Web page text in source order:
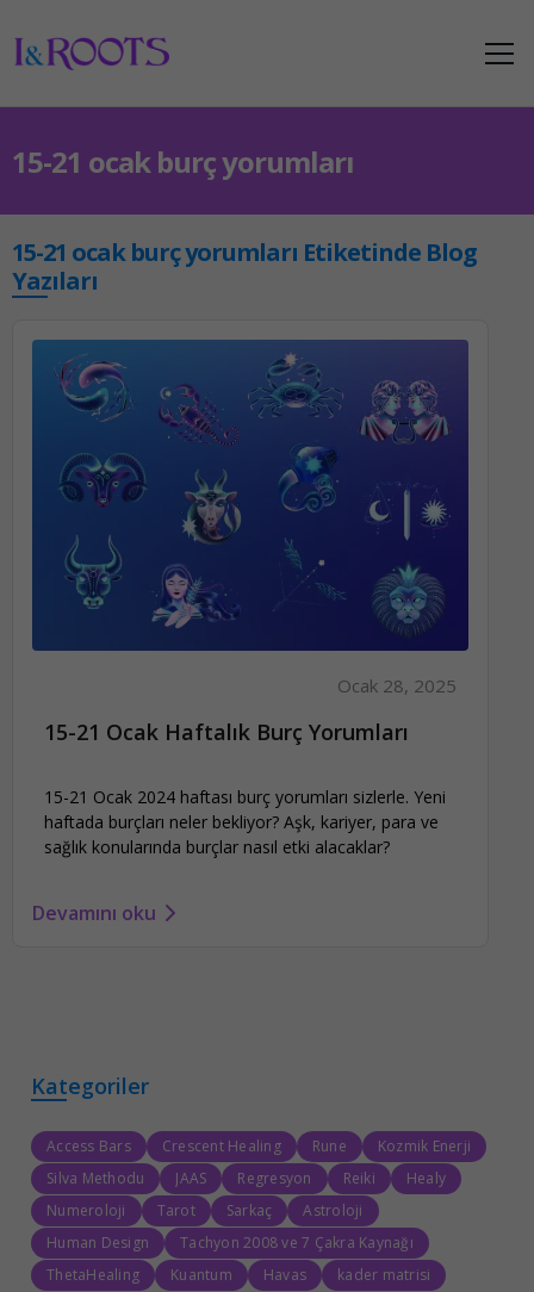
15-21 ocak burç yorumları
15-21 ocak burç yorumları Etiketinde Blog
Yazıları
Ocak 28, 2025
15-21 Ocak Haftalık Burç Yorumları
15-21 Ocak 2024 haftası burç yorumları sizlerle. Yeni
haftada burçları neler bekliyor? Aşk, kariyer, para ve
sağlık konularında burçlar nasıl etki alacaklar?
Devamını oku
Kategoriler
Access Bars Crescent Healing Rune
Kozmik Enerji
Silva Methodu
JAAS Regresyon Reiki
Healy
Numeroloji
Tarot Sarkaç
Astroloji
Human Design
Tachyon 2008 ve 7 Çakra Kaynağı
ThetaHealing
Kuantum Havas kader matrisi